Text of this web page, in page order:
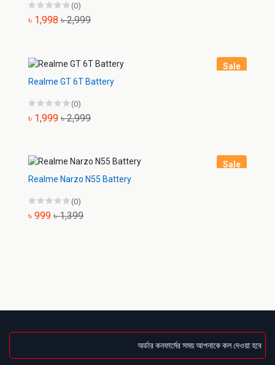
(0)
৳ 1,998 ৳ 2,999
Sale
Realme GT 6T Battery
(0)
৳ 1,999 ৳ 2,999
Sale
Realme Narzo N55 Battery
(0)
৳ 999 ৳ 1,399
অর্ডার কনফার্মের সময় আপনাকে কল দেওয়া হবে ।